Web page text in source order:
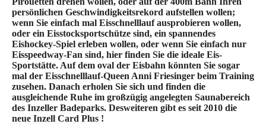
persönlichen Geschwindigkeitsrekord aufstellen wollen;
wenn Sie einfach mal Eisschnelllauf ausprobieren wollen,
oder ein Eisstocksportschütze sind, ein spannendes
Eishockey-Spiel erleben wollen, oder wenn Sie einfach nur
Eisspeedway-Fan sind, hier finden Sie die ideale Eis-
Sportstätte. Auf dem oval der Eisbahn könnten Sie sogar
mal der Eisschnelllauf-Queen Anni Friesinger beim Training
zusehen. Danach erholen Sie sich und finden die
ausgleichende Ruhe im großzügig angelegten Saunabereich
des Inzeller Badeparks. Desweiteren gibt es seit 2010 die
neue Inzell Card Plus !